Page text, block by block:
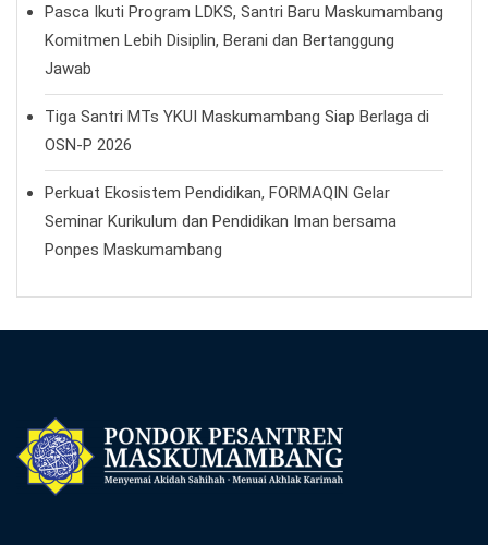
Pasca Ikuti Program LDKS, Santri Baru Maskumambang
Komitmen Lebih Disiplin, Berani dan Bertanggung
Jawab
Tiga Santri MTs YKUI Maskumambang Siap Berlaga di
OSN-P 2026
Perkuat Ekosistem Pendidikan, FORMAQIN Gelar
Seminar Kurikulum dan Pendidikan Iman bersama
Ponpes Maskumambang